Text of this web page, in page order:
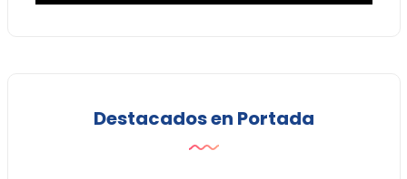
Destacados en Portada